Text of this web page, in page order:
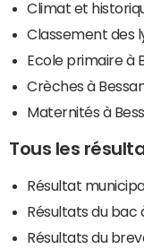
Climat et
Classement des
Ecole primaire à
Crèches à
Maternités à
Tous les
Résultat
Résultats du bac
Résultats du